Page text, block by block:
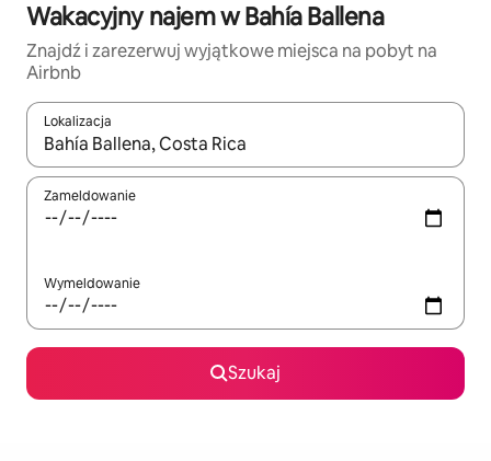
Wakacyjny najem w Bahía Ballena
Znajdź i zarezerwuj wyjątkowe miejsca na pobyt na
Airbnb
Lokalizacja
Gdy wyniki będą dostępne, możesz poruszać się po nich za
Zameldowanie
Wymeldowanie
Szukaj